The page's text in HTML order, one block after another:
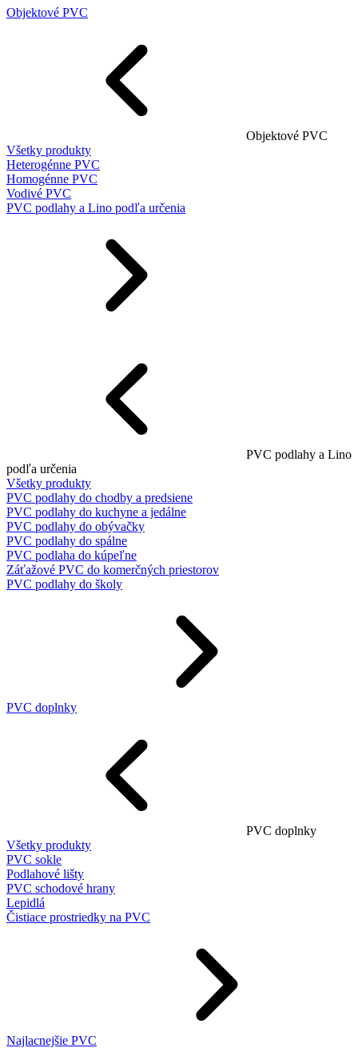
Objektové PVC
Objektové PVC
Všetky produkty
Heterogénne PVC
Homogénne PVC
Vodivé PVC
PVC podlahy a Lino podľa určenia
PVC podlahy a Lino
podľa určenia
Všetky produkty
PVC podlahy do chodby a predsiene
PVC podlahy do kuchyne a jedálne
PVC podlahy do obývačky
PVC podlahy do spálne
PVC podlaha do kúpeľne
Záťažové PVC do komerčných priestorov
PVC podlahy do školy
PVC doplnky
PVC doplnky
Všetky produkty
PVC sokle
Podlahové lišty
PVC schodové hrany
Lepidlá
Čistiace prostriedky na PVC
Najlacnejšie PVC